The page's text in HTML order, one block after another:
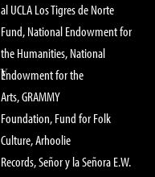
al UCLA Los Tigres de Norte
Fund, National Endowment for
the Humanities, National
Endowment for the
Arts, GRAMMY
Foundation, Fund for Folk
Culture, Arhoolie
Records, Señor y la Señora E.W.